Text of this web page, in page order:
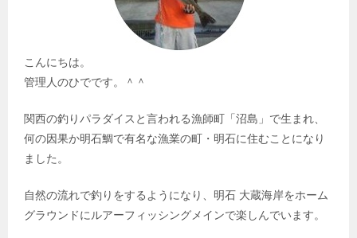
こんにちは。
管理人のひでです。＾＾
関西の釣りパラダイスと言われる漁師町「沼島」で生まれ、
何の因果か明石鯛で有名な漁業の町・明石に住むことになり
ました。
自然の流れで釣りをするようになり、明石 大蔵海岸をホーム
グラウンドにルアーフィッシングメインで楽しんでいます。